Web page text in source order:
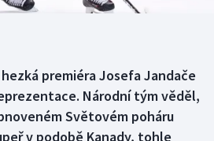
premiéra Josefa Jandače
Národní tým věděl,
Světovém poháru
v podobě Kanady, tohle